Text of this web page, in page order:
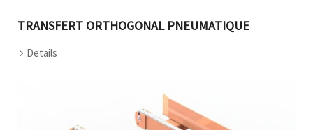
TRANSFERT ORTHOGONAL PNEUMATIQUE
Details